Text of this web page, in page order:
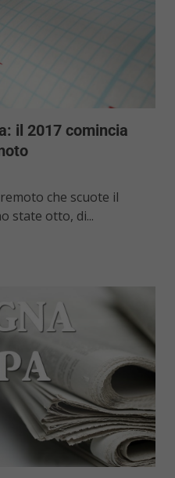
il 2017 comincia
che scuote il
state otto, di...